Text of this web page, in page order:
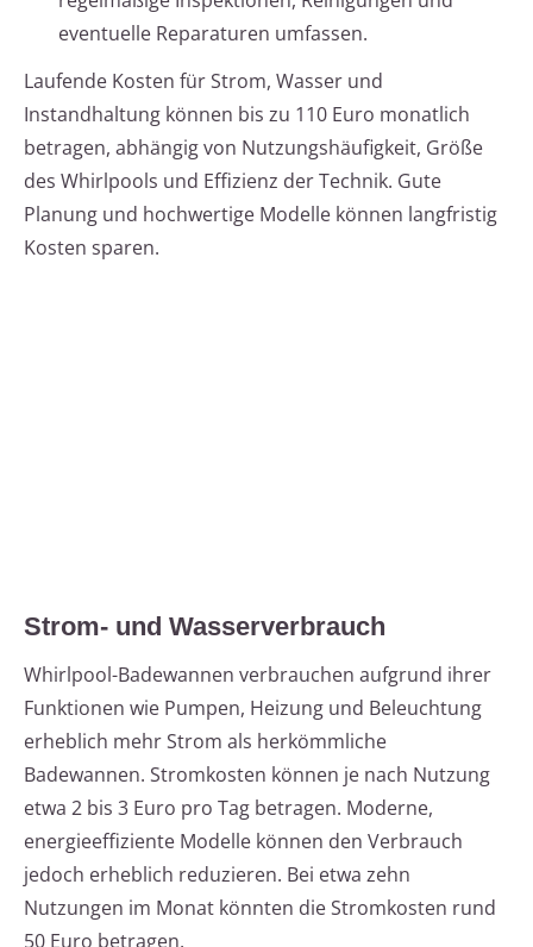
eventuelle Reparaturen umfassen.
Laufende Kosten für Strom, Wasser und
Instandhaltung können bis zu 110 Euro monatlich
betragen, abhängig von Nutzungshäufigkeit, Größe
des Whirlpools und Effizienz der Technik. Gute
Planung und hochwertige Modelle können langfristig
Kosten sparen.
Strom- und Wasserverbrauch
Whirlpool-Badewannen verbrauchen aufgrund ihrer
Funktionen wie Pumpen, Heizung und Beleuchtung
erheblich mehr Strom als herkömmliche
Badewannen. Stromkosten können je nach Nutzung
etwa 2 bis 3 Euro pro Tag betragen. Moderne,
energieeffiziente Modelle können den Verbrauch
jedoch erheblich reduzieren. Bei etwa zehn
Nutzungen im Monat könnten die Stromkosten rund
50 Euro betragen.